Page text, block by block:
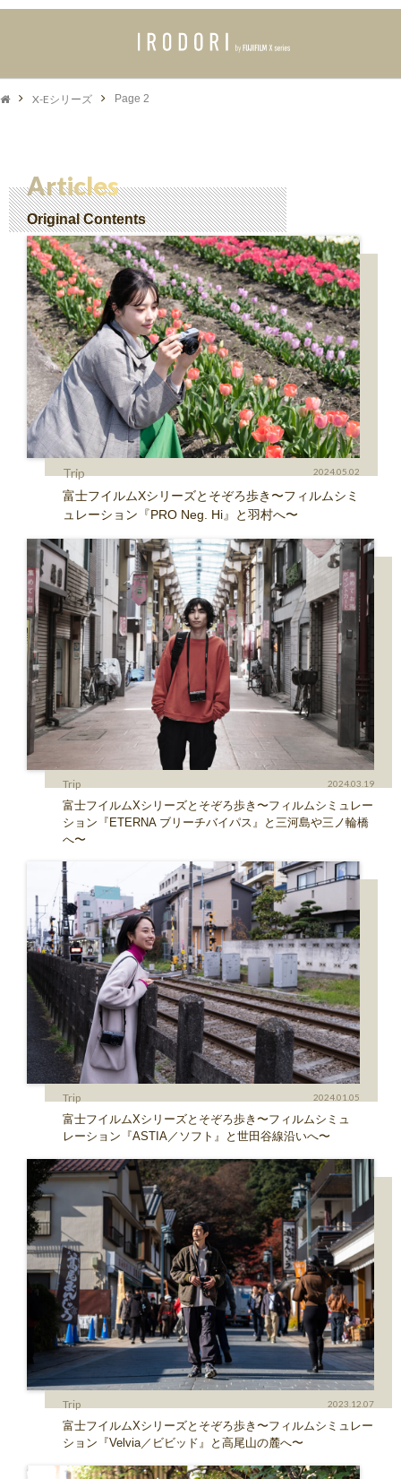
X-Eシリーズ Page 2
Articles
Original Contents
Trip 2024.05.02
富士フイルムXシリーズとそぞろ歩き〜フィルムシミ
ュレーション『PRO Neg. Hi』と羽村へ〜
Trip 2024.03.19
富士フイルムXシリーズとそぞろ歩き〜フィルムシミュレー
ション『ETERNA ブリーチバイパス』と三河島や三ノ輪橋
へ〜
Trip 2024.01.05
富士フイルムXシリーズとそぞろ歩き〜フィルムシミュ
レーション『ASTIA／ソフト』と世田谷線沿いへ〜
Trip 2023.12.07
富士フイルムXシリーズとそぞろ歩き〜フィルムシミュレー
ション『Velvia／ビビッド』と高尾山の麓へ〜